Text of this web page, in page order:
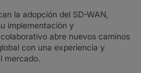
la adopción del SD-WAN,
implementación y
abre nuevos caminos
con una experiencia y
mercado.